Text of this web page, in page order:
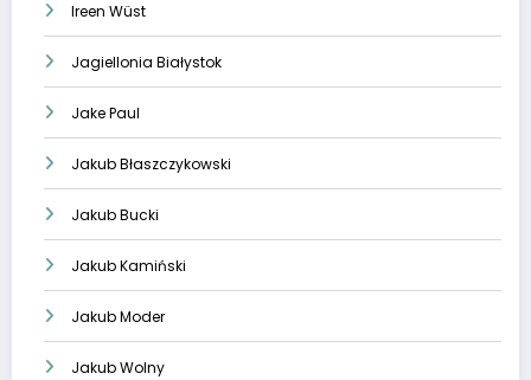
Ireen Wüst
Jagiellonia Białystok
Jake Paul
Jakub Błaszczykowski
Jakub Bucki
Jakub Kamiński
Jakub Moder
Jakub Wolny